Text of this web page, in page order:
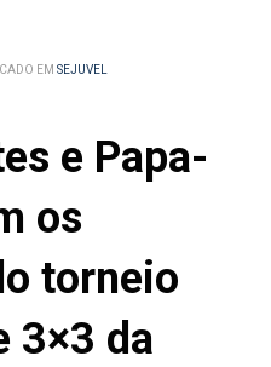
EM SEJUVEL
e Papa-
os
torneio
3×3 da